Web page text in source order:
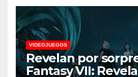
VIDEOJUEGOS
Revelan por
Fantasy VII: